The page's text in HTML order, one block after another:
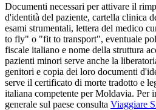
Documenti necessari per attivare il
d'identità del paziente, cartella clinica
esami strumentali, lettera del medico
to fly" o "fit to transport", eventuale
fiscale italiano e nome della struttura
pazienti minori serve anche la
genitori e copia dei loro documenti
serve il certificato di morte tradotto e
italiana competente perMoldavia. Per
generale sul paese consulta Viaggiare